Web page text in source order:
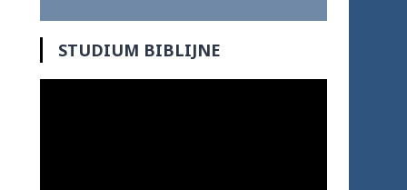
STUDIUM BIBLIJNE